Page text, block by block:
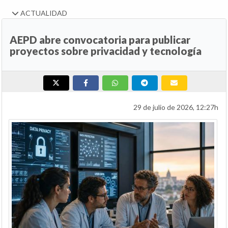
ACTUALIDAD
AEPD abre convocatoria para publicar
proyectos sobre privacidad y tecnología
29 de julio de 2026, 12:27h